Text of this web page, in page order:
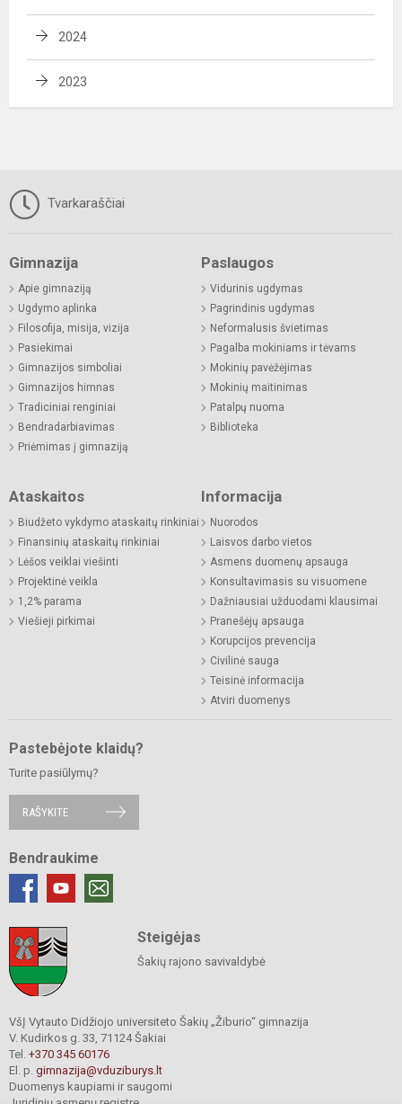
2024
2023
Tvarkaraščiai
Gimnazija
Apie gimnaziją
Ugdymo aplinka
Filosofija, misija, vizija
Pasiekimai
Gimnazijos simboliai
Gimnazijos himnas
Tradiciniai renginiai
Bendradarbiavimas
Priėmimas į gimnaziją
Paslaugos
Vidurinis ugdymas
Pagrindinis ugdymas
Neformalusis švietimas
Pagalba mokiniams ir tėvams
Mokinių pavėžėjimas
Mokinių maitinimas
Patalpų nuoma
Biblioteka
Ataskaitos
Biudžeto vykdymo ataskaitų rinkiniai
Finansinių ataskaitų rinkiniai
Lėšos veiklai viešinti
Projektinė veikla
1,2% parama
Viešieji pirkimai
Informacija
Nuorodos
Laisvos darbo vietos
Asmens duomenų apsauga
Konsultavimasis su visuomene
Dažniausiai užduodami klausimai
Pranešėjų apsauga
Korupcijos prevencija
Civilinė sauga
Teisinė informacija
Atviri duomenys
Pastebėjote klaidų?
Turite pasiūlymų?
RAŠYKITE
Bendraukime
Steigėjas
Šakių rajono savivaldybė
VšĮ Vytauto Didžiojo universiteto Šakių „Žiburio“ gimnazija
V. Kudirkos g. 33, 71124 Šakiai
Tel. +370 345 60176
El. p. gimnazija@vduziburys.lt
Duomenys kaupiami ir saugomi